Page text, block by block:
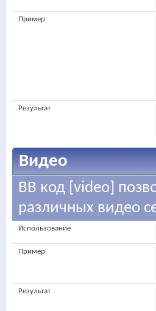
Пример
Результат
Видео
BB код [video]
различных видео
Использование
Пример
Результат